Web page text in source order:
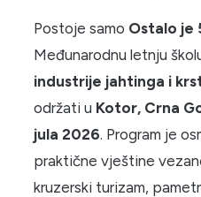
Postoje samo Ostalo je
Međunarodnu letnju
industrije jahtinga i
održati u Kotor, Crna
jula 2026. Program je
praktične vještine
kruzerski turizam,